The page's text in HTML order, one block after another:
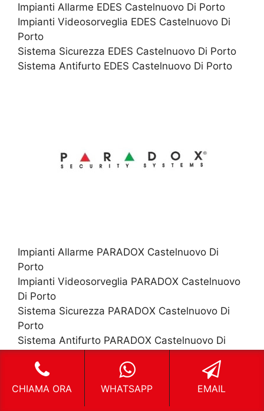
Impianti Allarme EDES Castelnuovo Di Porto
Impianti Videosorveglia EDES Castelnuovo Di
Porto
Sistema Sicurezza EDES Castelnuovo Di Porto
Sistema Antifurto EDES Castelnuovo Di Porto
Impianti Allarme PARADOX Castelnuovo Di
Porto
Impianti Videosorveglia PARADOX Castelnuovo
Di Porto
Sistema Sicurezza PARADOX Castelnuovo Di
Porto
Sistema Antifurto PARADOX Castelnuovo Di
Porto
CHIAMA ORA WHATSAPP EMAIL